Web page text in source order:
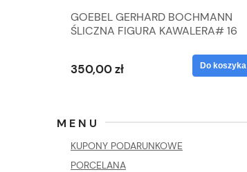
GOEBEL GERHARD BOCHMANN
ŚLICZNA FIGURA KAWALERA# 16
350,00 zł Do koszyka
MENU
KUPONY PODARUNKOWE
PORCELANA